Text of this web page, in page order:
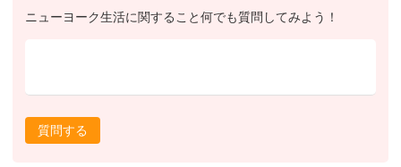
ニューヨーク生活に関すること何でも質問してみよう！
質問する